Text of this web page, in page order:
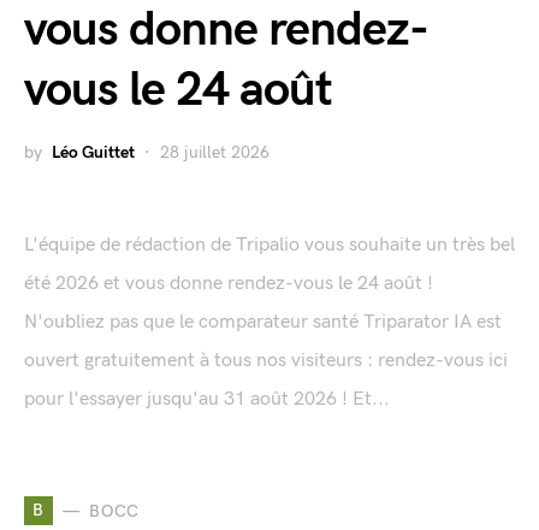
vous donne rendez-
vous le 24 août
by Léo Guittet 28 juillet 2026
L'équipe de rédaction de Tripalio vous souhaite un très bel
été 2026 et vous donne rendez-vous le 24 août !
N'oubliez pas que le comparateur santé Triparator IA est
ouvert gratuitement à tous nos visiteurs : rendez-vous ici
pour l'essayer jusqu'au 31 août 2026 ! Et...
B BOCC